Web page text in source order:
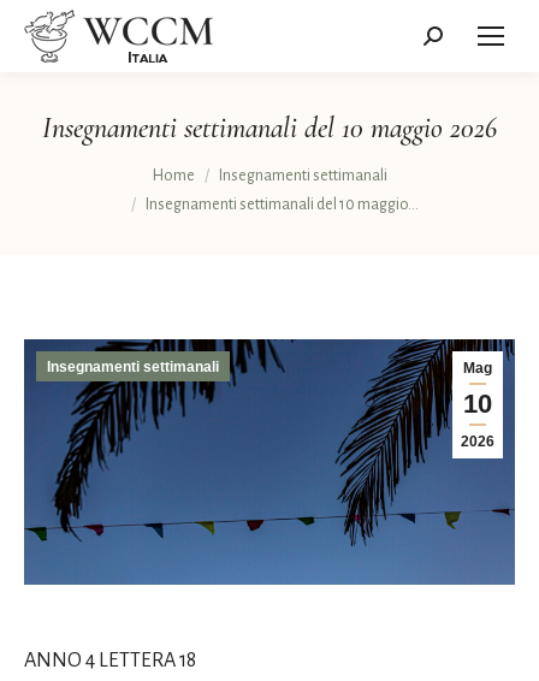
Cerca:
Insegnamenti settimanali del 10 maggio 2026
Home
Insegnamenti settimanali
Insegnamenti settimanali del 10 maggio…
Mag
10
2026
Insegnamenti settimanali
ANNO 4 LETTERA 18